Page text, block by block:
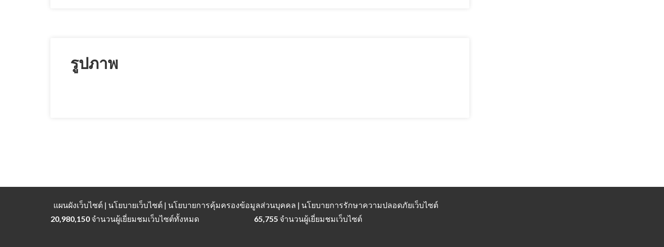
รูปภาพ
แผนผังเว็บไซต์ | นโยบายเว็บไซต์ | นโยบายการคุ้มครองข้อมูลส่วนบุคคล | นโยบายการรักษาความปลอดภัยเว็บไซต์
20,980,150 จำนวนผู้เยี่ยมชมเว็บไซต์ทั้งหมด 65,755 จำนวนผู้เยี่ยมชมเว็บไซต์